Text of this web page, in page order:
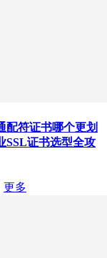
配符证书哪个更划
SSL证书选型全攻
更多